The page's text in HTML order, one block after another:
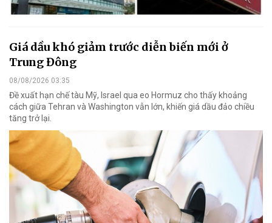
Giá dầu khó giảm trước diễn biến mới ở
Trung Đông
08/08/2026 03:35
Đề xuất hạn chế tàu Mỹ, Israel qua eo Hormuz cho thấy khoảng
cách giữa Tehran và Washington vẫn lớn, khiến giá dầu đảo chiều
tăng trở lại.